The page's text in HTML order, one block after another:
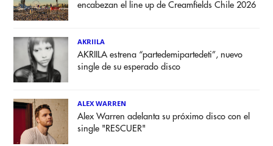
encabezan el line up de Creamfields Chile 2026
AKRIILA
AKRIILA estrena “partedemipartedeti”, nuevo
single de su esperado disco
ALEX WARREN
Alex Warren adelanta su próximo disco con el
single "RESCUER"